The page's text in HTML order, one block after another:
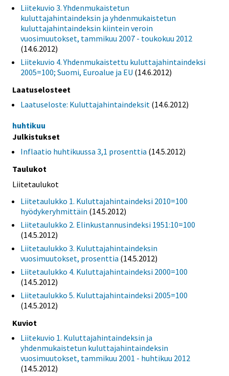
Liitekuvio 3. Yhdenmukaistetun
kuluttajahintaindeksin ja yhdenmukaistetun
kuluttajahintaindeksin kiintein veroin
vuosimuutokset, tammikuu 2007 - toukokuu 2012
(14.6.2012)
Liitekuvio 4. Yhdenmukaistettu kuluttajahintaindeksi
2005=100; Suomi, Euroalue ja EU (14.6.2012)
Laatuselosteet
Laatuseloste: Kuluttajahintaindeksit (14.6.2012)
huhtikuu
Julkistukset
Inflaatio huhtikuussa 3,1 prosenttia (14.5.2012)
Taulukot
Liitetaulukot
Liitetaulukko 1. Kuluttajahintaindeksi 2010=100
hyödykeryhmittäin (14.5.2012)
Liitetaulukko 2. Elinkustannusindeksi 1951:10=100
(14.5.2012)
Liitetaulukko 3. Kuluttajahintaindeksin
vuosimuutokset, prosenttia (14.5.2012)
Liitetaulukko 4. Kuluttajahintaindeksi 2000=100
(14.5.2012)
Liitetaulukko 5. Kuluttajahintaindeksi 2005=100
(14.5.2012)
Kuviot
Liitekuvio 1. Kuluttajahintaindeksin ja
yhdenmukaistetun kuluttajahintaindeksin
vuosimuutokset, tammikuu 2001 - huhtikuu 2012
(14.5.2012)